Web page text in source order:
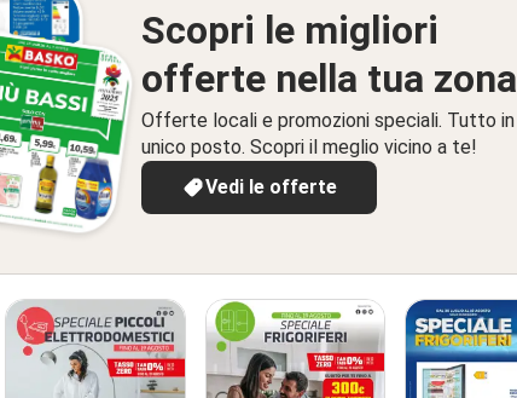
Scopri le migliori
offerte nella tua zona
Offerte locali e promozioni speciali. Tutto in
unico posto. Scopri il meglio vicino a te!
Vedi le offerte